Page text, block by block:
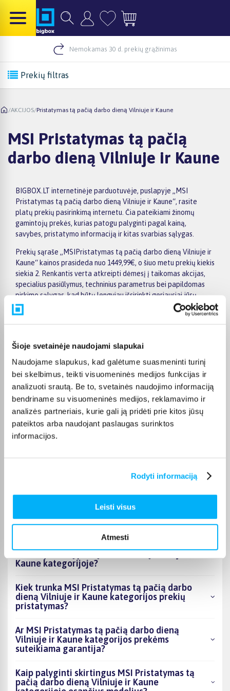
Šioje svetainėje naudojami slapukai
Naudojame slapukus, kad galėtume suasmeninti turinį
bei skelbimus, teikti visuomeninės medijos funkcijas ir
analizuoti srautą. Be to, svetainės naudojimo informaciją
bendriname su visuomeninės medijos, reklamavimo ir
analizės partneriais, kurie gali ją pridėti prie kitos jūsų
pateiktos arba naudojant paslaugas surinktos
informacijos.
Rodyti informaciją
Leisti visus
Atmesti
Nemokamas 30 d. prekių grąžinimas
Prekių filtras
/AKCIJOS/Pristatymas tą pačią darbo dieną Vilniuje ir Kaune
MSI Pristatymas tą pačią
darbo dieną Vilniuje ir Kaune
BIGBOX.LT internetinėje parduotuvėje, puslapyje „MSI
Pristatymas tą pačią darbo dieną Vilniuje ir Kaune“, rasite
platų prekių pasirinkimą internetu. Čia pateikiami žinomų
gamintojų prekės, kurias patogu palyginti pagal kainą,
savybes, pristatymo informaciją ir kitas svarbias sąlygas.
Prekių sąraše „MSIPristatymas tą pačią darbo dieną Vilniuje ir
Kaune“ kainos prasideda nuo 1449,99€, o šiuo metu prekių kiekis
siekia 2. Renkantis verta atkreipti dėmesį į taikomas akcijas,
specialius pasiūlymus, techninius parametrus bei papildomas
pirkimo sąlygas, kad būtų lengviau išsirinkti geriausiai jūsų
poreikius atitinkantį variantą.
Papildomi pasirinkimai ir prekių savybių filtrai padeda patogiai
Peržiūrėkite „MSIPristatymas tą pačią darbo dieną Vilniuje ir
internetu patogiai. Pasirinktą prekę pristatysime per jos
aprašyme nurodytą terminą.
DUK
Kokie MSI Pristatymas tą pačią darbo dieną
produktai šiuo metu populiariausi?
Kiek prekių yra MSI Pristatymas tą pačią darbo
dieną Vilniuje ir Kaune kategorijos asortimente
ir kokia žemiausia kaina?
Pristatymas tą pačią darbo dieną Vilniuje ir
Kaune kategorijoje?
Kiek trunka MSI Pristatymas tą pačią darbo
dieną Vilniuje ir Kaune kategorijos prekių
pristatymas?
Ar MSI Pristatymas tą pačią darbo dieną
Vilniuje ir Kaune kategorijos prekėms
suteikiama garantija?
Kaip palyginti skirtingus MSI Pristatymas tą
pačią darbo dieną Vilniuje ir Kaune